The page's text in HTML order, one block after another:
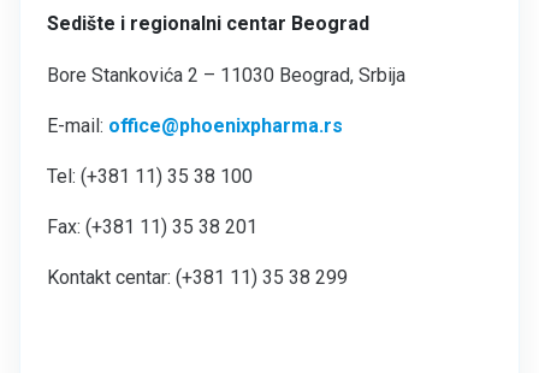
Sedište i regionalni centar Beograd
Bore Stankovića 2 – 11030 Beograd, Srbija
E-mail: office@phoenixpharma.rs
Tel: (+381 11) 35 38 100
Fax: (+381 11) 35 38 201
Kontakt centar: (+381 11) 35 38 299